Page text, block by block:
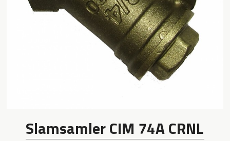
Slamsamler CIM 74A CRNL